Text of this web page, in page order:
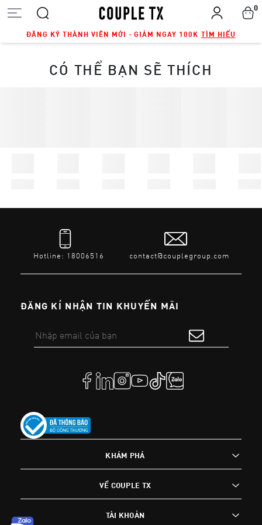
ĐĂNG KÝ THÀNH VIÊN MỚI - GIẢM NGAY 100K TÌM HIỂU
0
CÓ THỂ BẠN SẼ THÍCH
Hotline: 18006516 contact@couplegroup.com
ĐĂNG KÍ NHẬN TIN KHUYẾN MÃI
KHÁM PHÁ
VỀ COUPLE TX
TÀI KHOẢN